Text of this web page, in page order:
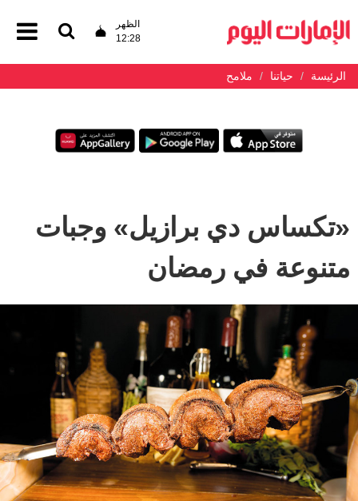
الظهر
12:28
الرئيسة حياتنا ملامح
«تكساس دي برازيل» وجبات
متنوعة في رمضان